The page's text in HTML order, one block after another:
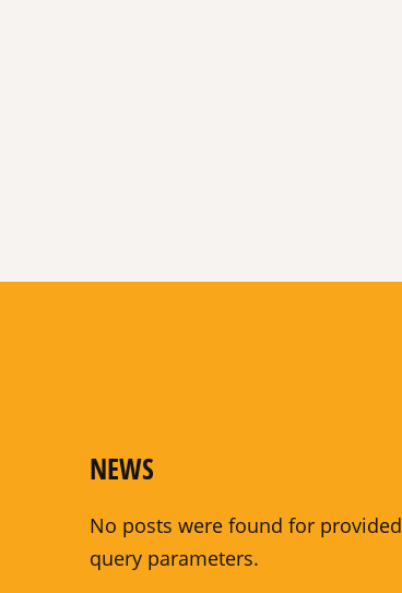
NEWS
No posts were found for provided
query parameters.